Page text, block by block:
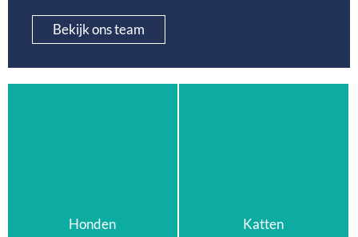
Bekijk ons team
Honden Katten